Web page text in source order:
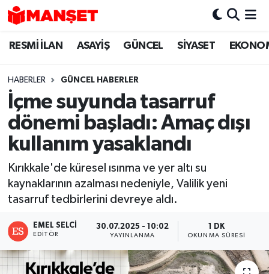
RESMİ İLAN ASAYİŞ GÜNCEL SİYASET
HABERLER GÜNCEL HABERLER
İçme suyunda tasarruf
dönemi başladı: Amaç dışı
kullanım yasaklandı
Kırıkkale'de küresel ısınma ve yer altı su
kaynaklarının azalması nedeniyle, Valilik yeni
tasarruf tedbirlerini devreye aldı.
EMEL SELCI
EDITÖR
30.07.2025 - 10:02
YAYINLANMA
1 DK
OKUNMA SÜRESI
Hava Durumu
Trafik Durumu
Süper Lig Puan Durumu ve Fikstür
Tüm Manşetler
Son Dakika Haberleri
Haber Arşivi